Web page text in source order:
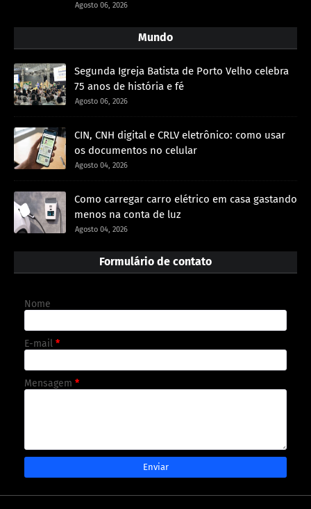
Agosto 06, 2026
Mundo
Segunda Igreja Batista de Porto Velho celebra
75 anos de história e fé
Agosto 06, 2026
CIN, CNH digital e CRLV eletrônico: como usar
os documentos no celular
Agosto 04, 2026
Como carregar carro elétrico em casa gastando
menos na conta de luz
Agosto 04, 2026
Formulário de contato
Nome
E-mail *
Mensagem *